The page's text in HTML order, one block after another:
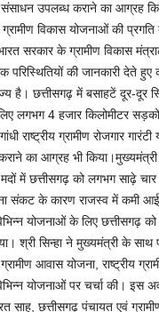
उपलब्ध कराने का आग्रह
ग्रामीण विकास योजनाओं की
सरकार के ग्रामीण विकास
परिस्थितियों की जानकारी देते
है। छत्तीसगढ़ में बसाहटें दूर-दूर
लगभग 4 हजार किलोमीटर सड़कों
राष्ट्रीय ग्रामीण रोजगार
कराने का आग्रह भी
में छत्तीसगढ़ को लगभग साढ़े
संकट के कारण राजस्व में कमी आई
योजनाओं के लिए छत्तीसगढ़
श्री सिन्हा ने मुख्यमंत्री के साथ
आवास योजना, राष्ट्रीय
योजनाओं पर चर्चा की।
साहू, छत्तीसगढ़ पंचायत एवं